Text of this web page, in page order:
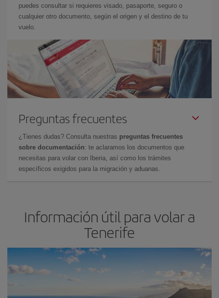
puedes consultar si requieres visado, pasaporte, seguro o
cualquier otro documento, según el origen y el destino de tu
vuelo.
Preguntas frecuentes
¿Tienes dudas? Consulta nuestras preguntas frecuentes
sobre documentación: te aclaramos los documentos que
necesitas para volar con Iberia, así como los trámites
específicos exigidos para la migración y aduanas.
Información útil para volar a
Tenerife